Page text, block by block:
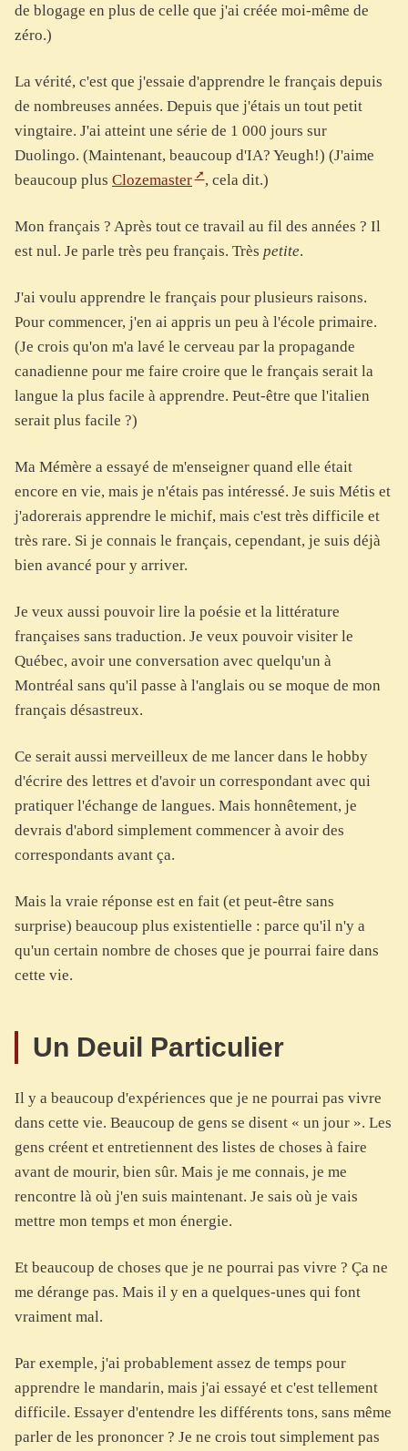
de blogage en plus de celle que j'ai créée moi-même de
zéro.)
La vérité, c'est que j'essaie d'apprendre le français depuis
de nombreuses années. Depuis que j'étais un tout petit
vingtaire. J'ai atteint une série de 1 000 jours sur
Duolingo. (Maintenant, beaucoup d'IA? Yeugh!) (J'aime
beaucoup plus Clozemaster , cela dit.)
Mon français ? Après tout ce travail au fil des années ? Il
est nul. Je parle très peu français. Très petite.
J'ai voulu apprendre le français pour plusieurs raisons.
Pour commencer, j'en ai appris un peu à l'école primaire.
(Je crois qu'on m'a lavé le cerveau par la propagande
canadienne pour me faire croire que le français serait la
langue la plus facile à apprendre. Peut-être que l'italien
serait plus facile ?)
Ma Mémère a essayé de m'enseigner quand elle était
encore en vie, mais je n'étais pas intéressé. Je suis Métis et
j'adorerais apprendre le michif, mais c'est très difficile et
très rare. Si je connais le français, cependant, je suis déjà
bien avancé pour y arriver.
Je veux aussi pouvoir lire la poésie et la littérature
françaises sans traduction. Je veux pouvoir visiter le
Québec, avoir une conversation avec quelqu'un à
Montréal sans qu'il passe à l'anglais ou se moque de mon
français désastreux.
Ce serait aussi merveilleux de me lancer dans le hobby
d'écrire des lettres et d'avoir un correspondant avec qui
pratiquer l'échange de langues. Mais honnêtement, je
devrais d'abord simplement commencer à avoir des
correspondants avant ça.
Mais la vraie réponse est en fait (et peut-être sans
surprise) beaucoup plus existentielle : parce qu'il n'y a
qu'un certain nombre de choses que je pourrai faire dans
cette vie.
Un Deuil Particulier
Il y a beaucoup d'expériences que je ne pourrai pas vivre
dans cette vie. Beaucoup de gens se disent « un jour ». Les
gens créent et entretiennent des listes de choses à faire
avant de mourir, bien sûr. Mais je me connais, je me
rencontre là où j'en suis maintenant. Je sais où je vais
mettre mon temps et mon énergie.
Et beaucoup de choses que je ne pourrai pas vivre ? Ça ne
me dérange pas. Mais il y en a quelques-unes qui font
vraiment mal.
Par exemple, j'ai probablement assez de temps pour
apprendre le mandarin, mais j'ai essayé et c'est tellement
difficile. Essayer d'entendre les différents tons, sans même
parler de les prononcer ? Je ne crois tout simplement pas